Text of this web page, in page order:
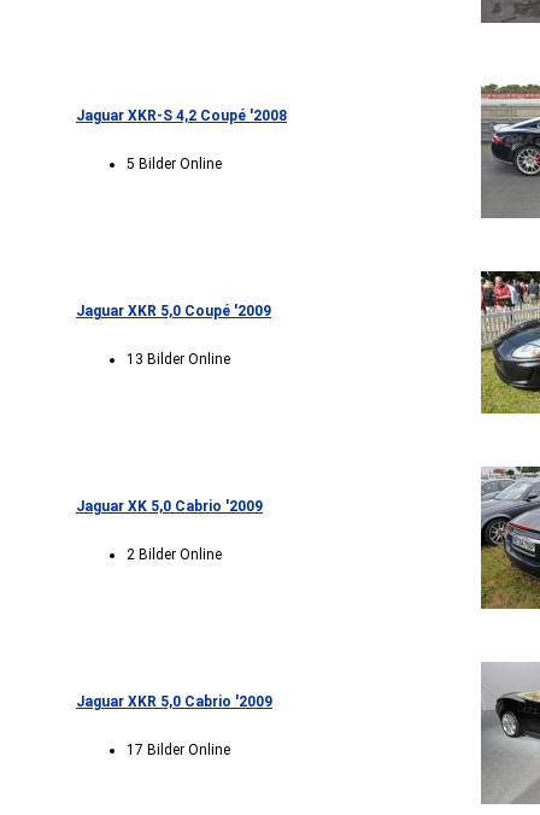
Jaguar XKR-S 4,2 Coupé '2008
5 Bilder Online
Jaguar XKR 5,0 Coupé '2009
13 Bilder Online
Jaguar XK 5,0 Cabrio '2009
2 Bilder Online
Jaguar XKR 5,0 Cabrio '2009
17 Bilder Online